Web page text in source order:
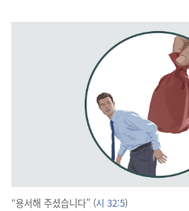
“용서해 주셨습니다” (시 32:5)